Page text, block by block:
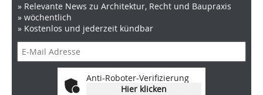
» Relevante News zu Architektur, Recht und Baupraxis
» wöchentlich
» Kostenlos und jederzeit kündbar
Anti-Roboter-Verifizierung
Hier klicken